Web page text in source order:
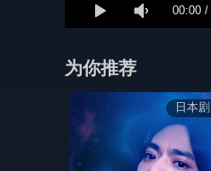
00:00 /
为你推荐
日本剧